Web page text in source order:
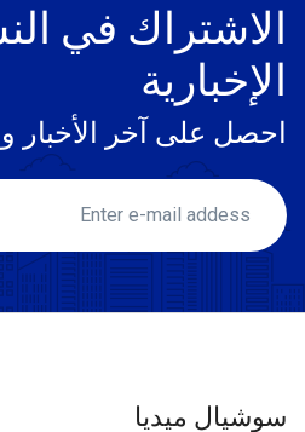
الاشتراك في
الإخبارية
احصل على آخر الأخبار
سوشيال ميديا